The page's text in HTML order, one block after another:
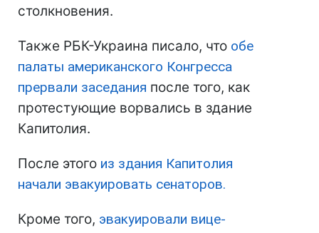
столкновения.
Также РБК-Украина писало, что обе
палаты американского Конгресса
прервали заседания после того, как
протестующие ворвались в здание
Капитолия.
После этого из здания Капитолия
начали эвакуировать сенаторов.
Кроме того, эвакуировали вице-